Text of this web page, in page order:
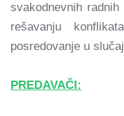
svakodnevnih
rešavanju
posredovanje u
PREDAVAČI: